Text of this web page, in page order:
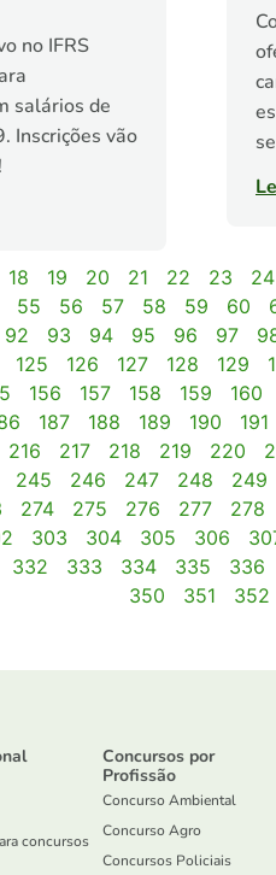
no IFRS
salários de
Inscrições vão
18 19 20 21 22 23 24
55 56 57 58 59 60
92 93 94 95 96 97
125 126 127 128 129
156 157 158 159 160
187 188 189 190 191
216 217 218 219 220
245 246 247 248 249
274 275 276 277 278
303 304 305 306
332 333 334 335 336
350
351 352
concursos
Concursos por
Profissão
Concurso Ambiental
Concurso Agro
Concursos Policiais